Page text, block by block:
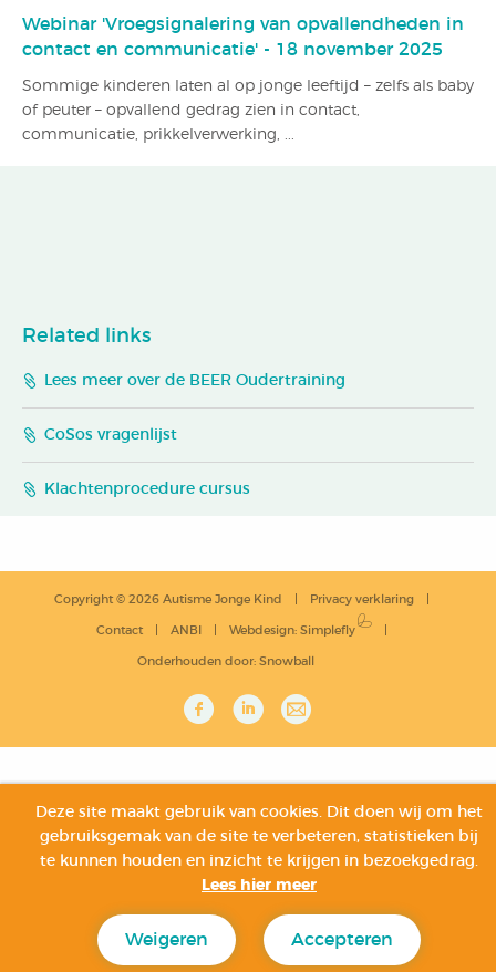
Webinar 'Vroegsignalering van opvallendheden in
contact en communicatie' - 18 november 2025
Sommige kinderen laten al op jonge leeftijd – zelfs als baby
of peuter – opvallend gedrag zien in contact,
communicatie, prikkelverwerking, ...
Related links
Lees meer over de BEER Oudertraining
CoSos vragenlijst
Klachtenprocedure cursus
Copyright © 2026 Autisme Jonge Kind Privacy verklaring
Contact ANBI Webdesign: Simplefly
Onderhouden door: Snowball
Deze site maakt gebruik van cookies. Dit doen wij om het
gebruiksgemak van de site te verbeteren, statistieken bij
te kunnen houden en inzicht te krijgen in bezoekgedrag.
Lees hier meer
Weigeren Accepteren